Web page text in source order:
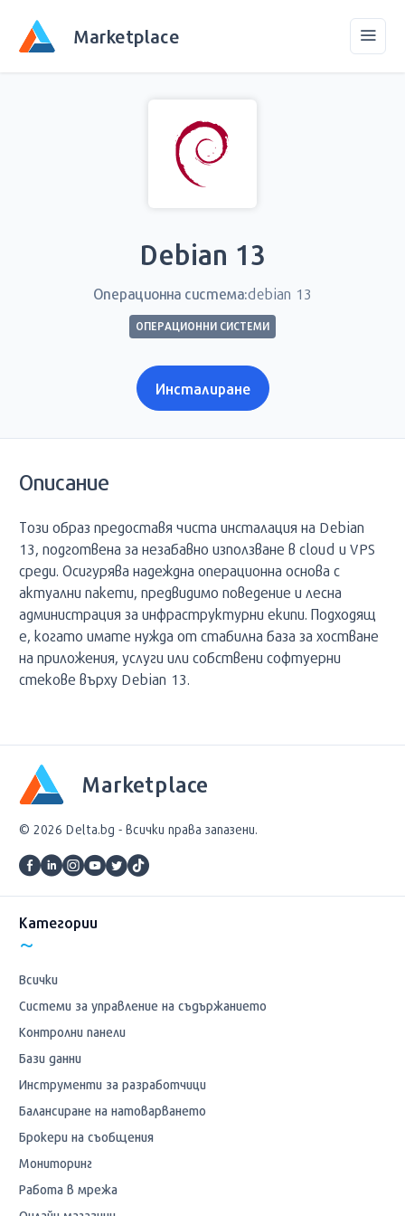
Marketplace
Debian 13
Операционна система:debian 13
ОПЕРАЦИОННИ СИСТЕМИ
Инсталиране
Описание
Този образ предоставя чиста инсталация на Debian
13, подготвена за незабавно използване в cloud и VPS
среди. Осигурява надеждна операционна основа с
актуални пакети, предвидимо поведение и лесна
администрация за инфраструктурни екипи. Подходящ
е, когато имате нужда от стабилна база за хостване
на приложения, услуги или собствени софтуерни
стекове върху Debian 13.
Marketplace
© 2026 Delta.bg - всички права запазени.
Категории
Всички
Системи за управление на съдържанието
Контролни панели
Бази данни
Инструменти за разработчици
Балансиране на натоварването
Брокери на съобщения
Мониторинг
Работа в мрежа